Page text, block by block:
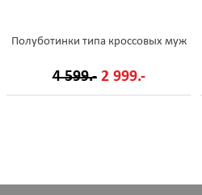
Полуботинки типа кроссовых муж
4 599.- 2 999.-